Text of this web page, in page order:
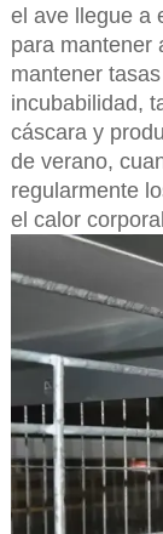
el ave llegue a
para mantener
mantener
incubabilidad,
cáscara y
de verano,
regularmente
el calor